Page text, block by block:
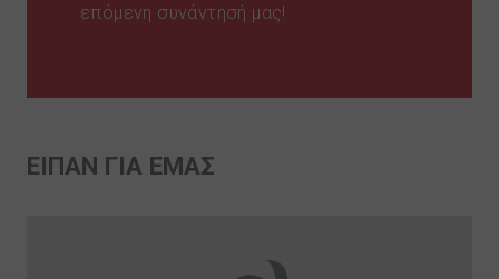
επόμενη συνάντησή μας!
EIΠΑΝ ΓΙΑ ΕΜΑΣ